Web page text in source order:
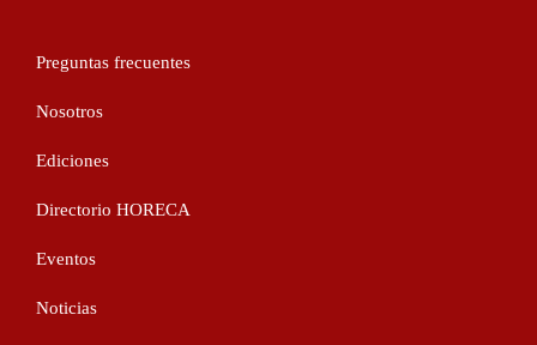
Preguntas frecuentes
Nosotros
Ediciones
Directorio HORECA
Eventos
Noticias